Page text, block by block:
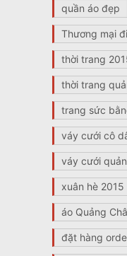
quần áo đẹp
Thương mại
thời trang
thời trang
trang sức
váy cưới cô
váy cưới
xuân hè 2015
áo Quảng
đặt hàng